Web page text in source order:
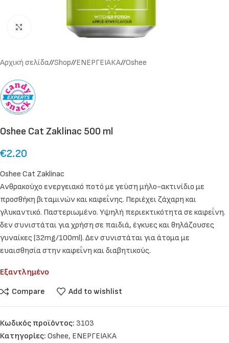
Click to enlarge
Αρχική σελίδα/ Shop/ ΕΝΕΡΓΕΙΑΚΑ/ Oshee
Oshee Cat Zaklinac 500 ml
€2.20
Oshee Cat Zaklinac
Ανθρακούχο ενεργειακό ποτό με γεύση μήλο-ακτινίδιο με
προσθήκη βιταμινών και καφεΐνης. Περιέχει ζάχαρη και
γλυκαντικό. Παστεριωμένο. Υψηλή περιεκτικότητα σε καφεΐνη.
δεν συνιστάται για χρήση σε παιδιά, έγκυες και θηλάζουσες
γυναίκες (32mg/100ml). Δεν συνιστάται για άτομα με
ευαισθησία στην καφεΐνη και διαβητικούς.
Εξαντλημένο
Compare
Add to wishlist
Κωδικός προϊόντος: 3103
Κατηγορίες: Oshee, ΕΝΕΡΓΕΙΑΚΑ